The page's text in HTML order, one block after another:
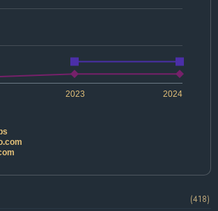
2023 2024
(418)